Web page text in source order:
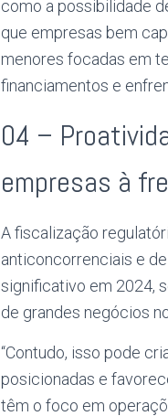
como a possibilidade
que empresas bem
menores focadas em
financiamentos e
04 –
empresas à
A fiscalização
anticoncorrenciais e
significativo em 2024,
de grandes negócios
“Contudo, isso pode
posicionadas e
têm o foco em